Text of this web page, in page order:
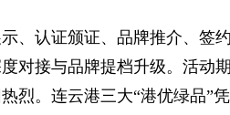
、认证颁证、品牌推介、签
对接与品牌提档升级。活动
烈。连云港三大“港优绿品”